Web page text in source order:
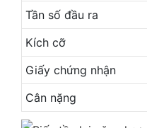
Tần số đầu ra
Kích cỡ
Giấy chứng nhận
Cân nặng